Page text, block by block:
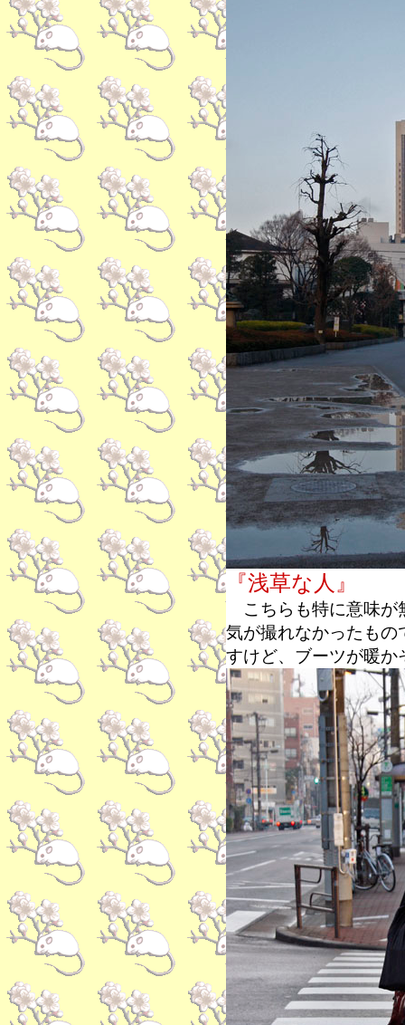
『浅草な人』
こちらも特に意味が
気が撮れなかったもの
すけど、ブーツが暖か